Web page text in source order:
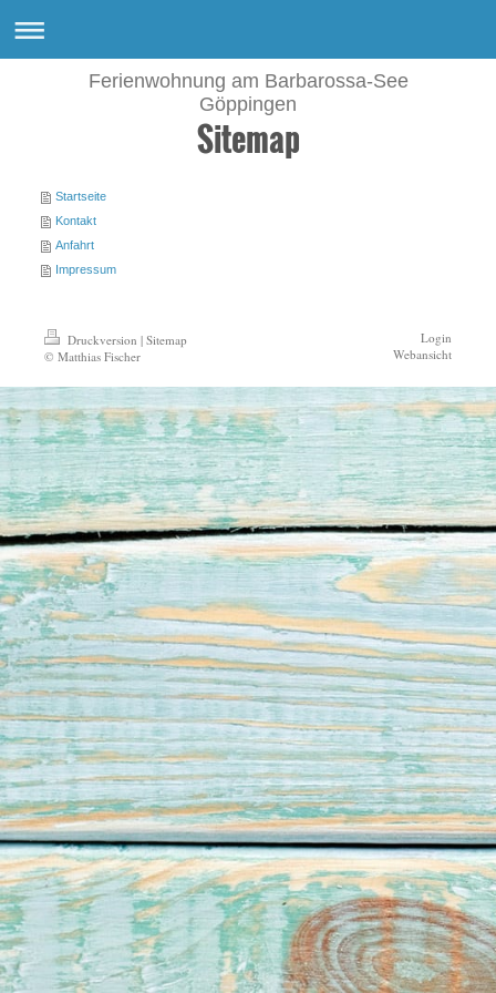
Ferienwohnung am Barbarossa-See
Göppingen
Sitemap
Startseite
Kontakt
Anfahrt
Impressum
Druckversion | Sitemap
© Matthias Fischer
Login
Webansicht